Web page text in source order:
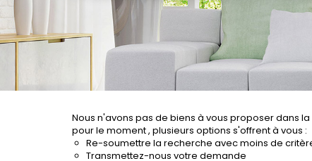
Nous n'avons pas de biens à vous proposer dans
pour le moment , plusieurs options s'offrent à vous :
Re-soumettre la recherche avec moins de
Transmettez-nous votre demande